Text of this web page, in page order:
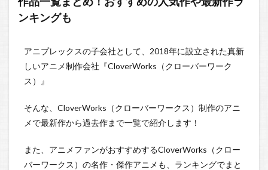
ンキングも
アニプレックスの子会社として、2018年に設立された真新
しいアニメ制作会社『CloverWorks（クローバーワーク
ス）』
そんな、CloverWorks（クローバーワークス）制作のアニ
メで最新作から過去作まで一覧で紹介します！
また、アニメファンがおすすめするCloverWorks（クロー
バーワークス）の名作・傑作アニメも、ランキングでまと